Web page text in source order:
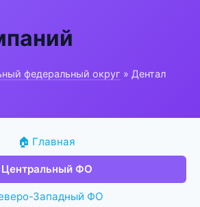
федеральный округ » Дентал
🏠 Главная
Центральный ФО
Западный ФО